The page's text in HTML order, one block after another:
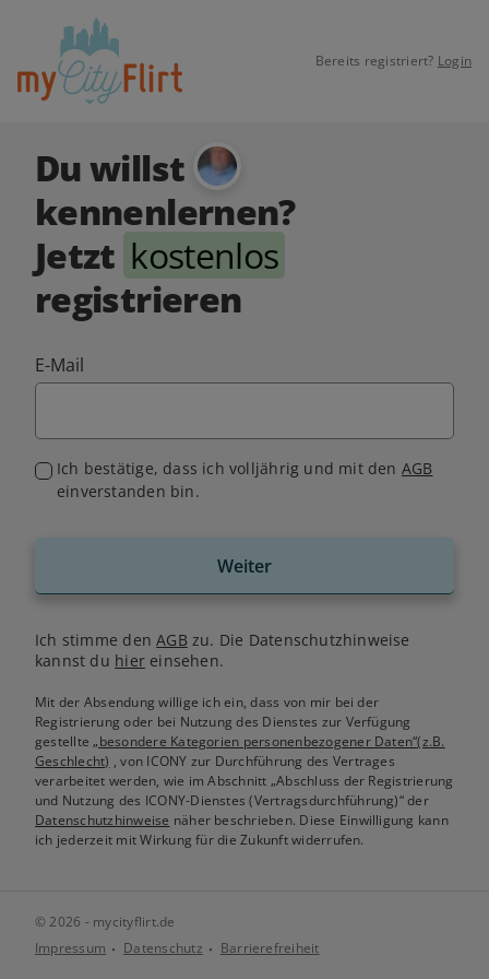
Bereits registriert? Login
Du willst
kennenlernen?
Jetzt kostenlos
registrieren
E-Mail
Ich bestätige, dass ich volljährig und mit den AGB
einverstanden bin.
Weiter
Ich stimme denAGB zu. Die Datenschutzhinweise
kannst du hiereinsehen.
Mit der Absendung willige ich ein, dass von mir bei der
Registrierung oder bei Nutzung des Dienstes zur Verfügung
gestellte„besondere Kategorien personenbezogener Daten“(z.B.
Geschlecht) , von ICONY zur Durchführung des Vertrages
verarbeitet werden, wie im Abschnitt „Abschluss der Registrierung
und Nutzung des ICONY-Dienstes (Vertragsdurchführung)“ der
Datenschutzhinweise näher beschrieben. Diese Einwilligung kann
ich jederzeit mit Wirkung für die Zukunft widerrufen.
© 2026 - mycityflirt.de
Impressum
Datenschutz Barrierefreiheit